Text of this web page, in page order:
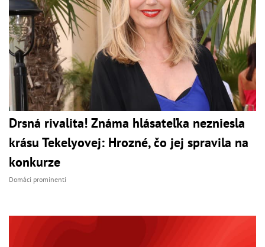
Drsná rivalita! Známa hlásateľka nezniesla
krásu Tekelyovej: Hrozné, čo jej spravila na
konkurze
Domáci prominenti